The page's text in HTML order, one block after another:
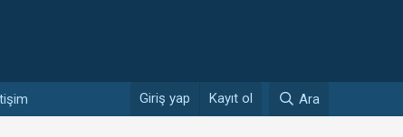
Giriş yap Kayıt ol Ara